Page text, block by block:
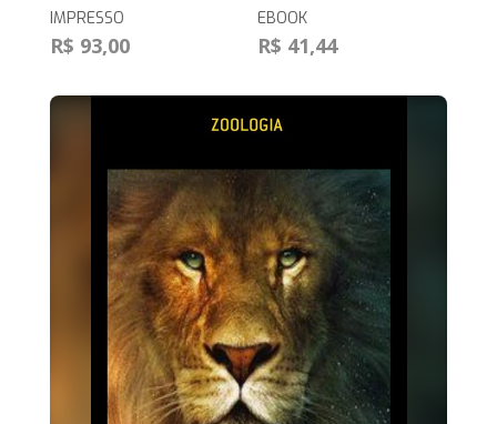
IMPRESSO
R$ 93,00
EBOOK
R$ 41,44